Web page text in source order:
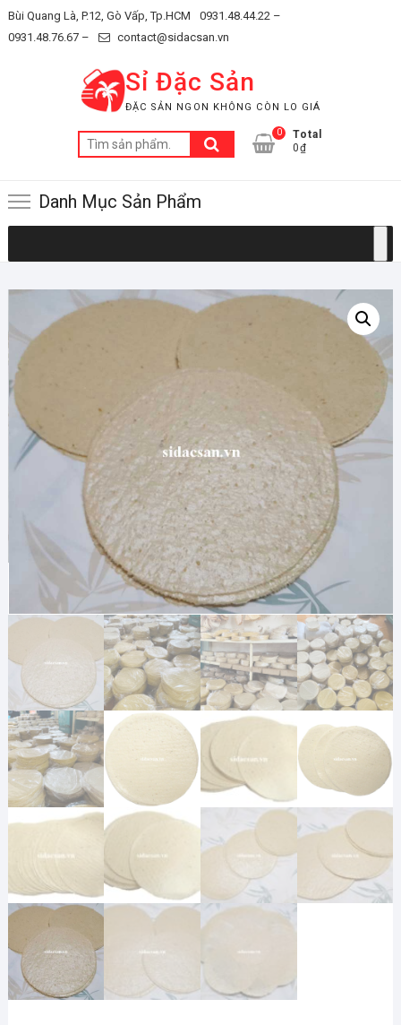
Skip
to
Bùi Quang Là, P.12, Gò Vấp, Tp.HCM
0931.48.44.22 –
0931.48.76.67 –
contact@sidacsan.vn
Sỉ Đặc Sản
ĐẶC SẢN NGON KHÔNG CÒN LO GIÁ
Tìm
kiếm:
0
Total
0₫
Danh Mục Sản Phẩm